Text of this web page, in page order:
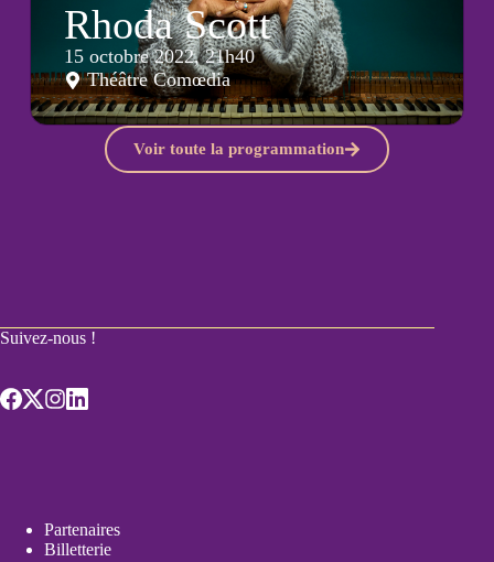
Rhoda Scott
15 octobre 2022, 21h40
Théâtre Comœdia
Voir toute la programmation
Suivez-nous !
Partenaires
Billetterie